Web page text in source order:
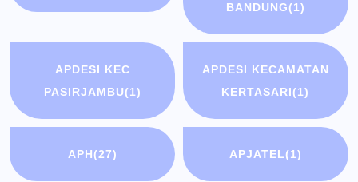
BANDUNG(1)
APDESI KEC
PASIRJAMBU(1)
APDESI KECAMATAN
KERTASARI(1)
APH(27) APJATEL(1)